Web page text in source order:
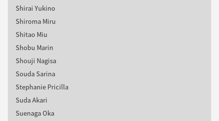
Shirai Yukino
Shiroma Miru
Shitao Miu
Shobu Marin
Shouji Nagisa
Souda Sarina
Stephanie Pricilla
Suda Akari
Suenaga Oka